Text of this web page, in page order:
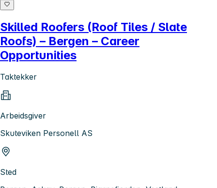
Skilled Roofers (Roof Tiles / Slate
Roofs) – Bergen – Career
Opportunities
Taktekker
Arbeidsgiver
Skuteviken Personell AS
Sted